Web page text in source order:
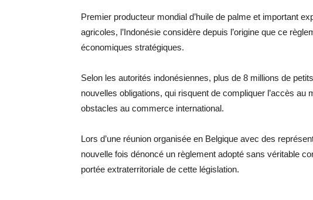
Premier producteur mondial d’huile de palme et important
agricoles, l’Indonésie considère depuis l’origine que ce
économiques stratégiques.
Selon les autorités indonésiennes, plus de 8 millions de
nouvelles obligations, qui risquent de compliquer l’accès au
obstacles au commerce international.
Lors d’une réunion organisée en Belgique avec des
nouvelle fois dénoncé un règlement adopté sans véritable
portée extraterritoriale de cette législation.